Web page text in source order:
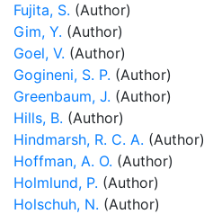
Fujita, S. (Author)
Gim, Y. (Author)
Goel, V. (Author)
Gogineni, S. P. (Author)
Greenbaum, J. (Author)
Hills, B. (Author)
Hindmarsh, R. C. A. (Author)
Hoffman, A. O. (Author)
Holmlund, P. (Author)
Holschuh, N. (Author)